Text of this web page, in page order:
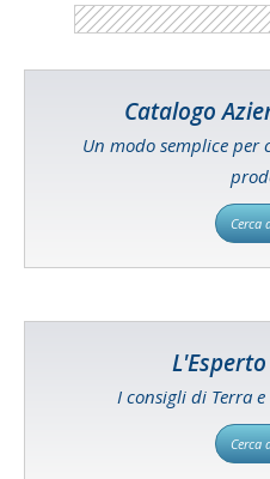
Catalogo
Un modo semplice per
Cerca
I consigli di Terra
Cerca